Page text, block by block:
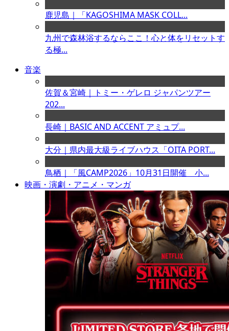
鹿児島｜「KAGOSHIMA MASK COLL...
九州で森林浴するならここ！心と体をリセットす
る極...
音楽
佐賀＆宮崎｜トミー・ゲレロ ジャパンツアー
202...
長崎｜BASIC AND ACCENT アミュプ...
大分｜県内最大級ライブハウス「OITA PORT...
鳥栖｜「風CAMP2026」10月31日開催 小...
映画・演劇・アニメ・マンガ